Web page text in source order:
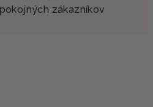
zákazníkov